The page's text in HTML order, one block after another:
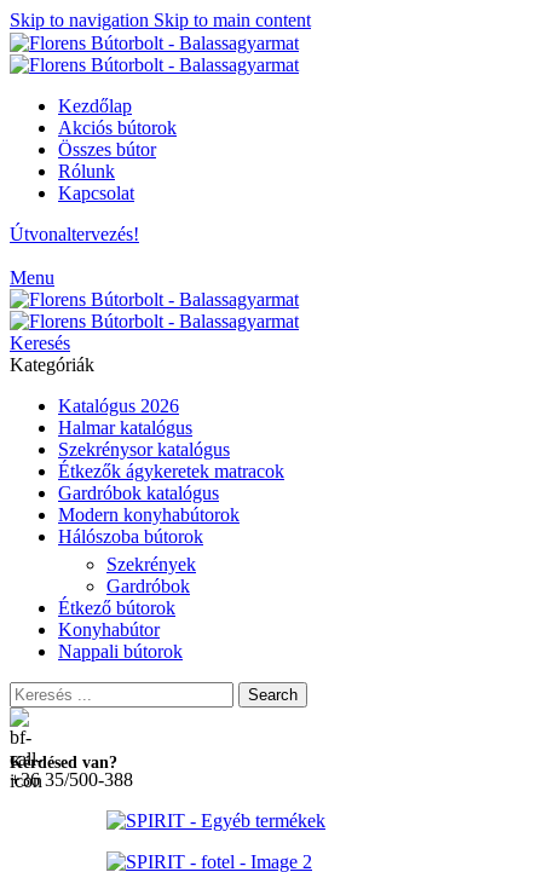
Skip to navigation Skip to main content
Kezdőlap
Akciós bútorok
Összes bútor
Rólunk
Kapcsolat
Útvonaltervezés!
Menu
Keresés
Kategóriák
Katalógus 2026
Halmar katalógus
Szekrénysor katalógus
Étkezők ágykeretek matracok
Gardróbok katalógus
Modern konyhabútorok
Hálószoba bútorok
Szekrények
Gardróbok
Étkező bútorok
Konyhabútor
Nappali bútorok
Search
Kérdésed van?
+36 35/500-388